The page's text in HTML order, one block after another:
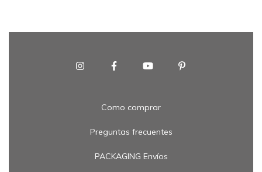
Como comprar
Preguntas frecuentes
PACKAGING Envíos